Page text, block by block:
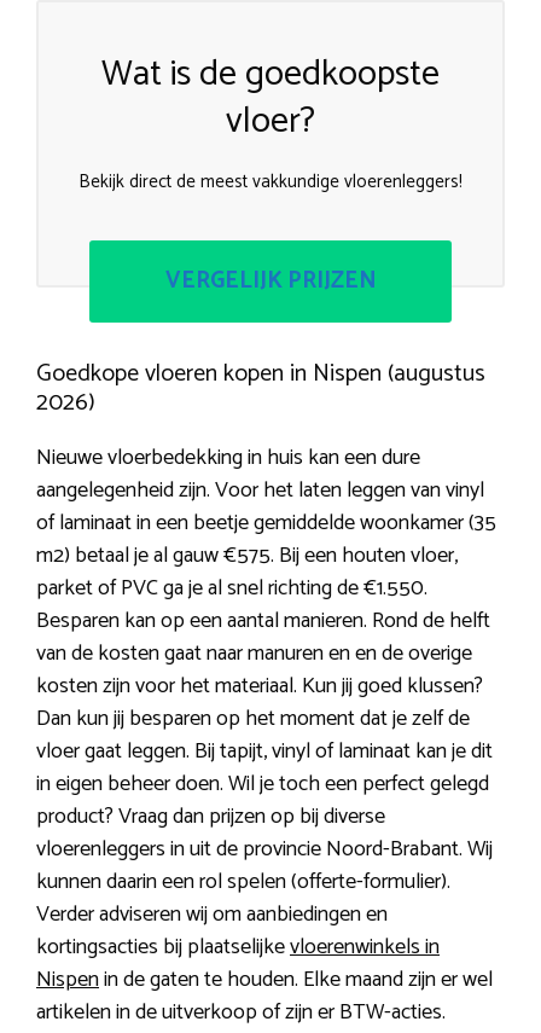
Wat is de goedkoopste
vloer?
Bekijk direct de meest vakkundige vloerenleggers!
VERGELIJK PRIJZEN
Goedkope vloeren kopen in Nispen (augustus
2026)
Nieuwe vloerbedekking in huis kan een dure
aangelegenheid zijn. Voor het laten leggen van vinyl
of laminaat in een beetje gemiddelde woonkamer (35
m2) betaal je al gauw €575. Bij een houten vloer,
parket of PVC ga je al snel richting de €1.550.
Besparen kan op een aantal manieren. Rond de helft
van de kosten gaat naar manuren en en de overige
kosten zijn voor het materiaal. Kun jij goed klussen?
Dan kun jij besparen op het moment dat je zelf de
vloer gaat leggen. Bij tapijt, vinyl of laminaat kan je dit
in eigen beheer doen. Wil je toch een perfect gelegd
product? Vraag dan prijzen op bij diverse
vloerenleggers in uit de provincie Noord-Brabant. Wij
kunnen daarin een rol spelen (offerte-formulier).
Verder adviseren wij om aanbiedingen en
kortingsacties bij plaatselijkevloerenwinkels in
Nispenin de gaten te houden. Elke maand zijn er wel
artikelen in de uitverkoop of zijn er BTW-acties.